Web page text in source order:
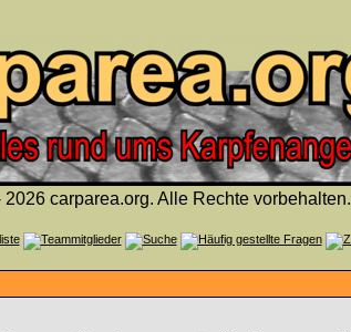
carparea.org. Alle Rechte vorbehalten.